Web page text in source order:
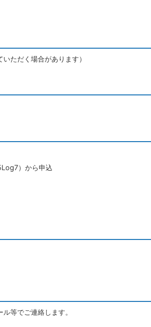
ただく場合があります）
）から申込
等でご連絡します。